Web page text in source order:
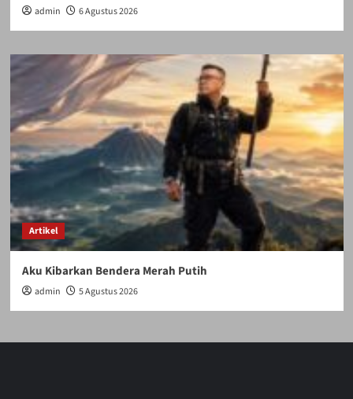
admin 6 Agustus 2026
Artikel
Aku Kibarkan Bendera Merah Putih
admin 5 Agustus 2026